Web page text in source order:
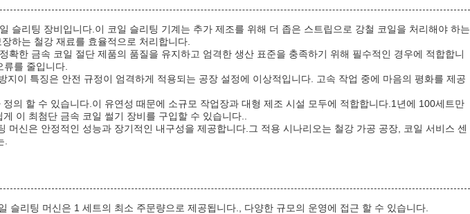
리팅 장비입니다.이 코일 슬리팅 기계는 추가 제조를 위해 더 좁은 스트립으로 강철 코일을 처리해야 하는
하는 철강 재료를 효율적으로 처리합니다.
한 금속 코일 절단 제품의 품질을 유지하고 엄격한 생산 표준을 충족하기 위해 필수적인 경우에 적합합니
를 줄입니다.
이 특징은 안전 규정이 엄격하게 적용되는 공장 설정에 이상적입니다. 고속 작업 중에 마음의 평화를 제공
의 할 수 있습니다.이 유연성 때문에 소규모 작업장과 대형 제조 시설 모두에 적합합니다.1년에 100세트만
이 최첨단 금속 코일 썰기 장비를 구입할 수 있습니다..
신은 안정적인 성능과 장기적인 내구성을 제공합니다.그 적용 시나리오는 철강 가공 공장, 코일 서비스 센
리팅 머신은 1 세트의 최소 주문량으로 제공됩니다., 다양한 규모의 운영에 접근 할 수 있습니다.